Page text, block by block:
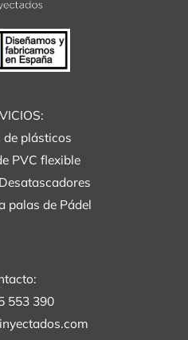
de plásticos
PVC flexible
palas de Pádel
553 390